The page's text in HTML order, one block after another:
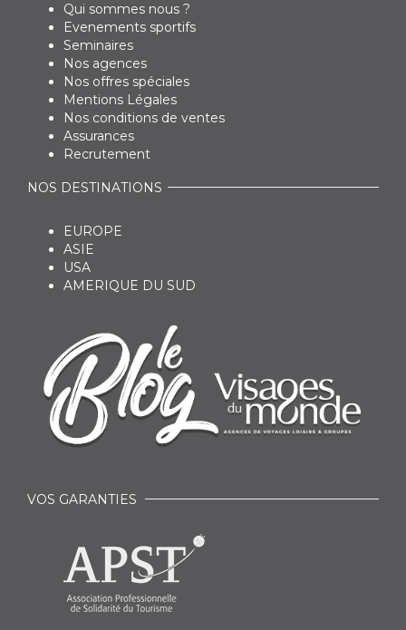
Qui sommes nous ?
Evenements sportifs
Seminaires
Nos agences
Nos offres spéciales
Mentions Légales
Nos conditions de ventes
Assurances
Recrutement
NOS DESTINATIONS
EUROPE
ASIE
USA
AMERIQUE DU SUD
VOS GARANTIES